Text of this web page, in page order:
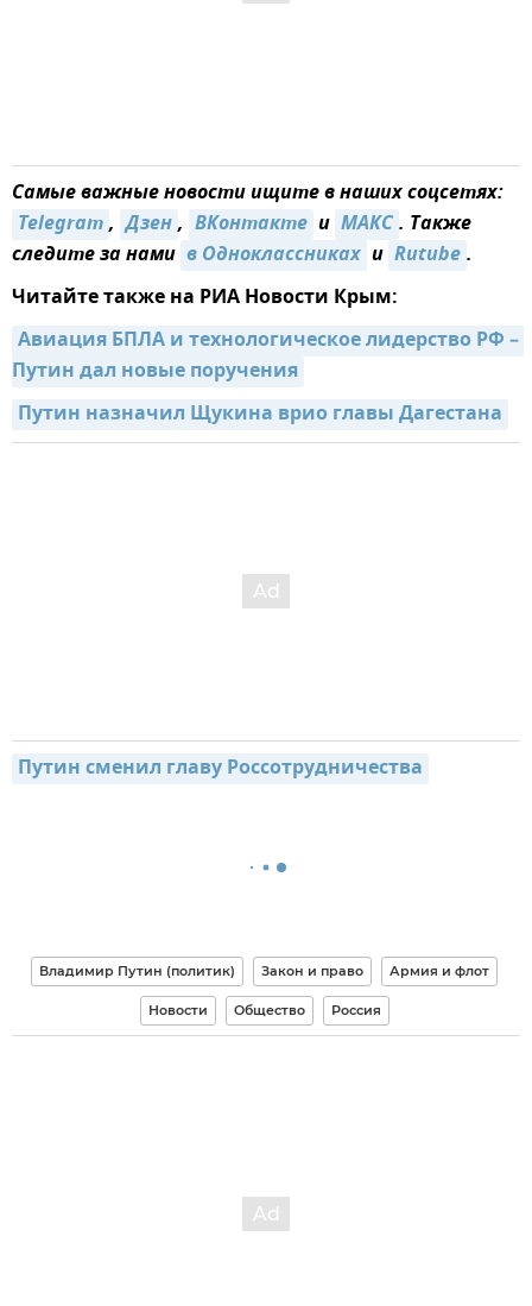
Самые важные новости ищите в наших соцсетях:
Telegram, Дзен, ВКонтакте и МАКС. Также
следите за нами в Одноклассниках и Rutube.
Читайте также на РИА Новости Крым:
Авиация БПЛА и технологическое лидерство РФ –
Путин дал новые поручения
Путин назначил Щукина врио главы Дагестана
Путин сменил главу Россотрудничества
Владимир Путин (политик) Закон и право Армия и флот
Новости Общество Россия